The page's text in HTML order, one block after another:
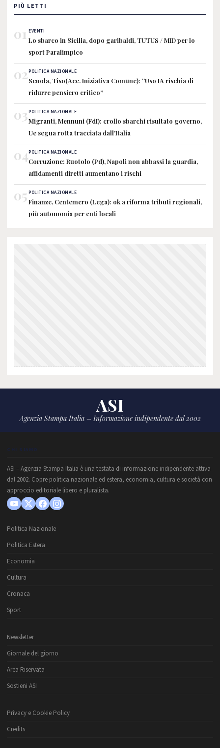
PIÙ LETTI
01 EVENTI
Lo sbarco in Sicilia, dopo garibaldi, TUTUS / MID per lo
sport Paralimpico
02POLITICA NAZIONALE
Scuola, Tiso(Acc. Iniziativa Comune): “Uso IA rischia di
ridurre pensiero critico”
03POLITICA NAZIONALE
Migranti, Mennuni (FdI): crollo sbarchi risultato governo,
Ue segua rotta tracciata dall'Italia
04POLITICA NAZIONALE
Corruzione: Ruotolo (Pd), Napoli non abbassi la guardia,
affidamenti diretti aumentano i rischi
05 POLITICA NAZIONALE
Finanze, Centemero (Lega): ok a riforma tributi regionali,
più autonomia per enti locali
ASI
Agenzia Stampa Italia – Informazione indipendente dal 2002
CHI SIAMO
ASI – Agenzia Stampa Italia è una testata di informazione indipendente attiva
dal 2002. Copre politica nazionale ed estera, economia, cultura e società con
approccio editoriale libero e pluralista.
Politica Nazionale
Politica Estera
Economia
Cultura
Cronaca
Sport
Newsletter
Giornale del giorno
Area Riservata
Sostieni ASI
Privacy e Cookie Policy
Credits